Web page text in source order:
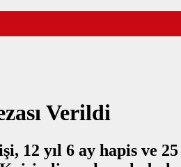
Verildi
12 yıl 6 ay hapis ve